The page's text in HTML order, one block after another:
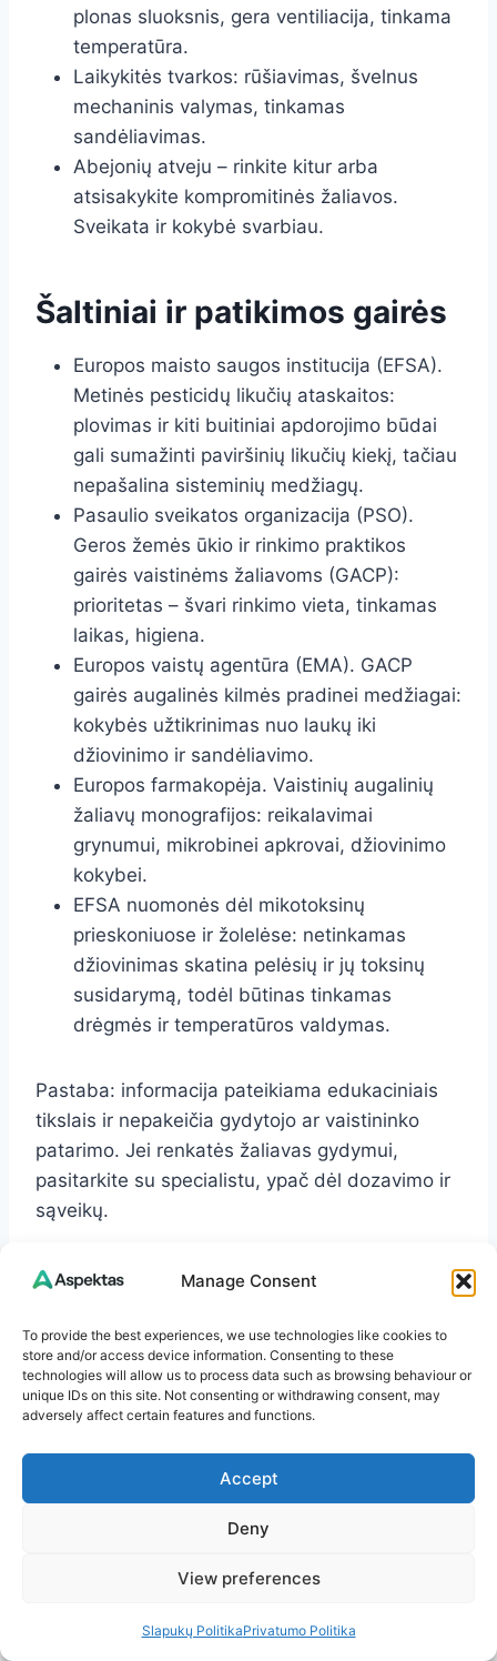
Manage Consent
To provide the best experiences, we use technologies like cookies to
store and/or access device information. Consenting to these
technologies will allow us to process data such as browsing behaviour or
unique IDs on this site. Not consenting or withdrawing consent, may
adversely affect certain features and functions.
Accept
Deny
View preferences
Slapukų PolitikaPrivatumo Politika
plonas sluoksnis, gera ventiliacija, tinkama
temperatūra.
Laikykitės tvarkos: rūšiavimas, švelnus
mechaninis valymas, tinkamas
sandėliavimas.
Abejonių atveju – rinkite kitur arba
atsisakykite kompromitinės žaliavos.
Sveikata ir kokybė svarbiau.
Šaltiniai ir patikimos gairės
Europos maisto saugos institucija (EFSA).
Metinės pesticidų likučių ataskaitos:
plovimas ir kiti buitiniai apdorojimo būdai
gali sumažinti paviršinių likučių kiekį, tačiau
nepašalina sisteminių medžiagų.
Pasaulio sveikatos organizacija (PSO).
Geros žemės ūkio ir rinkimo praktikos
gairės vaistinėms žaliavoms (GACP):
prioritetas – švari rinkimo vieta, tinkamas
laikas, higiena.
Europos vaistų agentūra (EMA). GACP
gairės augalinės kilmės pradinei medžiagai:
kokybės užtikrinimas nuo laukų iki
džiovinimo ir sandėliavimo.
Europos farmakopėja. Vaistinių augalinių
žaliavų monografijos: reikalavimai
grynumui, mikrobinei apkrovai, džiovinimo
kokybei.
EFSA nuomonės dėl mikotoksinų
prieskoniuose ir žolelėse: netinkamas
džiovinimas skatina pelėsių ir jų toksinų
susidarymą, todėl būtinas tinkamas
drėgmės ir temperatūros valdymas.
Pastaba: informacija pateikiama edukaciniais
tikslais ir nepakeičia gydytojo ar vaistininko
patarimo. Jei renkatės žaliavas gydymui,
pasitarkite su specialistu, ypač dėl dozavimo ir
sąveikų.
Daugiau įžvalgų
rasiteAspektas.lt
Turite pastebėjimų ar minčių? Palikite
komentarą – man įdomu išgirsti jūsų nuomonę!
Jeigu patiko šis straipsnis, kviečiu naršyti
Aspektas.ltsvetainėje. Čia rasite
aktualijas ir dar daugiau.